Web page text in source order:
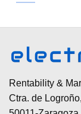
Rentability &
Ctra. de